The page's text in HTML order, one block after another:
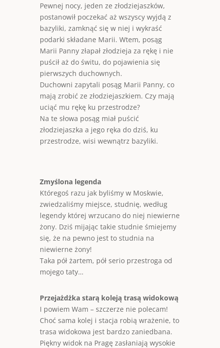
Pewnej nocy, jeden ze złodziejaszków,
postanowił poczekać aż wszyscy wyjdą z
bazyliki, zamknąć się w niej i wykraść
podarki składane Marii. Wtem, posąg
Marii Panny złapał złodzieja za rękę i nie
puścił aż do świtu, do pojawienia się
pierwszych duchownych.
Duchowni zapytali posąg Marii Panny, co
mają zrobić ze złodziejaszkiem. Czy mają
uciąć mu rękę ku przestrodze?
Na te słowa posąg miał puścić
złodziejaszka a jego ręka do dziś, ku
przestrodze, wisi wewnątrz bazyliki.
Zmyślona legenda
Któregoś razu jak byliśmy w Moskwie,
zwiedzaliśmy miejsce, studnię, według
legendy której wrzucano do niej niewierne
żony. Dziś mijając takie studnie śmiejemy
się, że na pewno jest to studnia na
niewierne żony!
Taka pół żartem, pół serio przestroga od
mojego taty…
Przejażdżka starą koleją trasą widokową
I powiem Wam – szczerze nie polecam!
Choć sama kolej i stacja robią wrażenie, to
trasa widokowa jest bardzo zaniedbana.
Piękny widok na Pragę zasłaniają wysokie